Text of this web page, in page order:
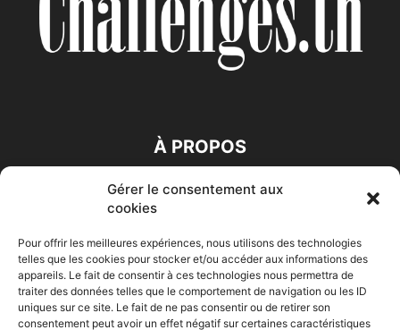
Gérer le consentement aux
cookies
Pour offrir les meilleures expériences, nous utilisons des technologies
telles que les cookies pour stocker et/ou accéder aux informations des
appareils. Le fait de consentir à ces technologies nous permettra de
traiter des données telles que le comportement de navigation ou les ID
uniques sur ce site. Le fait de ne pas consentir ou de retirer son
consentement peut avoir un effet négatif sur certaines caractéristiques
À PROPOS
SUIVEZ NOUS